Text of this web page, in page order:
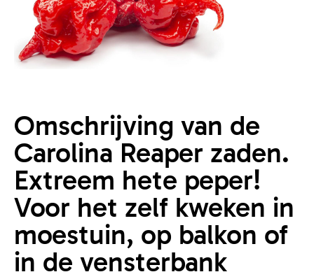
Omschrijving van de
Carolina Reaper zaden.
Extreem hete peper!
Voor het zelf kweken in
moestuin, op balkon of
in de vensterbank